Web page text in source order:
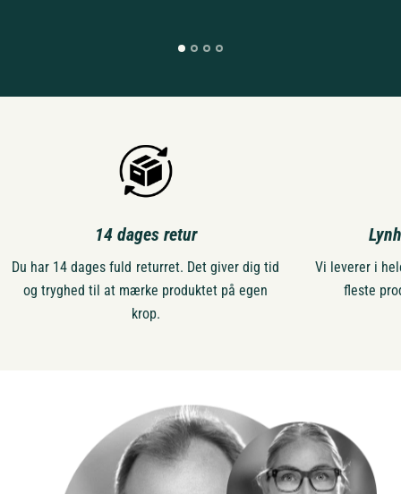
14 dages retur
Du har 14 dages fuld returret. Det giver dig tid
og tryghed til at mærke produktet på egen
krop.
Vi leverer i
fleste